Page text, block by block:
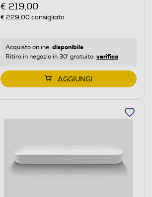
€ 219,00
€ 229,00consigliato
Acquisto online: disponibile
Ritiro in negozio in 30' gratuito: verifica
AGGIUNGI